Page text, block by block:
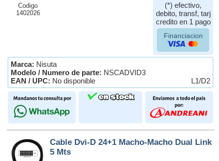
Codigo
1402026
(*) efectivo,
debito, transf, tarj
credito en 1 pago
Financiacion
Marca: Nisuta
Modelo / Numero de parte: NSCADVID3
EAN / UPC: No disponible L1/D2
Cable Dvi-D 24+1 Macho-Macho Dual Link
5 Mts